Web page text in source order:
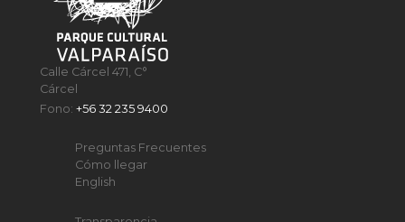
Calle Cárcel 471, C°
Cárcel
Fono:+56 32 235 9400
Preguntas Frecuentes
Cómo llegar
English